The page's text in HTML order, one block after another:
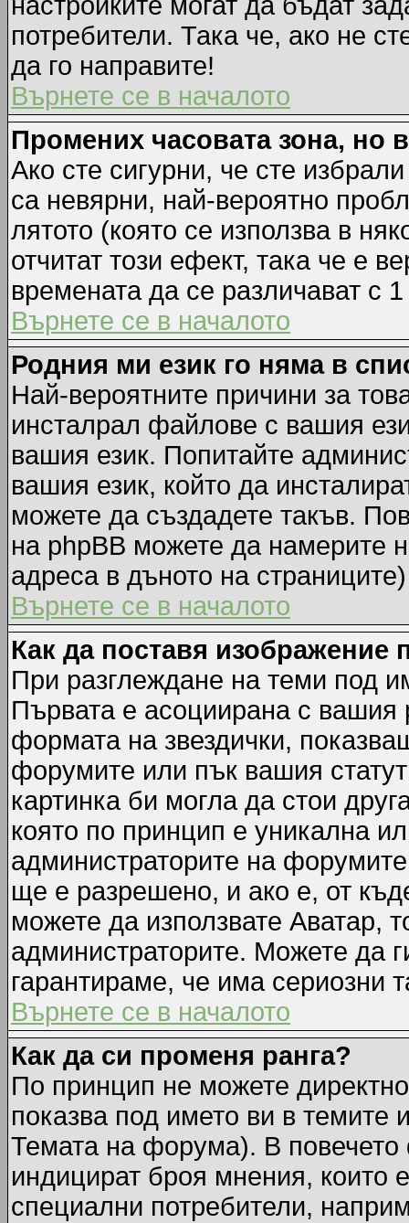
потребители. Така че, ако не
да го направите!
Върнете се в началото
Промених часовата зона, но
Ако сте сигурни, че сте
са невярни, най-вероятно
лятото (която се използва в
отчитат този ефект, така че е
времената да се различават с
Върнете се в началото
Родния ми език го няма в
Най-вероятните причини за
инсталрал файлове с вашия
вашия език. Попитайте
вашия език, който да
можете да създадете такъв.
на phpBB можете да намерите
адреса в дъното на страниците)
Върнете се в началото
Как да поставя изображение
При разглеждане на теми под
Първата е асоциирана с вашия
формата на звездички,
форумите или пък вашия
картинка би могла да стои
която по принцип е уникална
администраторите на
ще е разрешено, и ако е, от
можете да използвате Аватар,
администраторите. Можете да
гарантираме, че има сериозни
Върнете се в началото
Как да си променя ранга?
По принцип не можете
показва под името ви в темите
Темата на форума). В повечето
индицират броя мнения, които
специални потребители,